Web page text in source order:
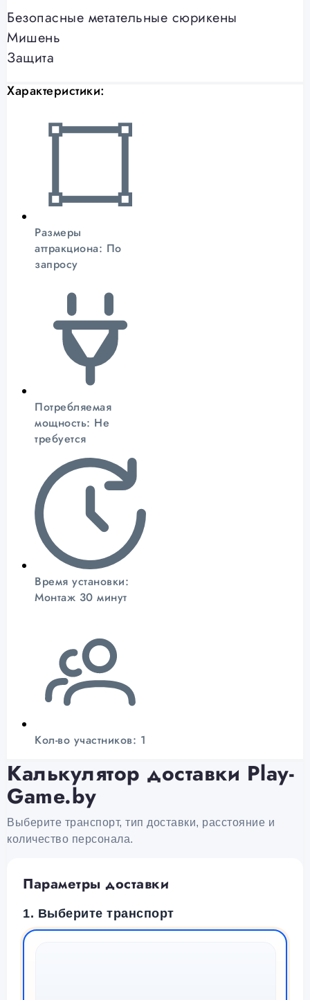
Безопасные метательные сюрикены
Мишень
Защита
Характеристики:
Размеры
аттракциона: По
запросу
Потребляемая
мощность: Не
требуется
Время установки:
Монтаж 30 минут
Кол-во участников: 1
Калькулятор доставки Play-
Game.by
Выберите транспорт, тип доставки, расстояние и
количество персонала.
Параметры доставки
1. Выберите транспорт